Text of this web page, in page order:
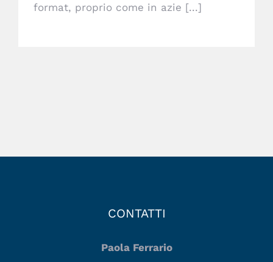
format, proprio come in azie [...]
CONTATTI
Paola Ferrario